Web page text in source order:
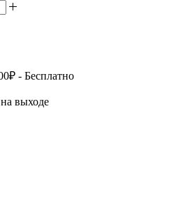
- Бесплатно
выходе